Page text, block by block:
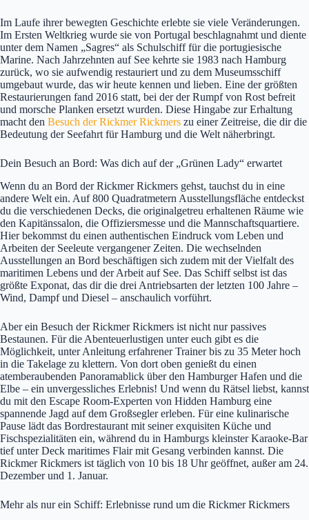
Im Laufe ihrer bewegten Geschichte erlebte sie viele Veränderungen.
Im Ersten Weltkrieg wurde sie von Portugal beschlagnahmt und diente
unter dem Namen „Sagres“ als Schulschiff für die portugiesische
Marine. Nach Jahrzehnten auf See kehrte sie 1983 nach Hamburg
zurück, wo sie aufwendig restauriert und zu dem Museumsschiff
umgebaut wurde, das wir heute kennen und lieben. Eine der größten
Restaurierungen fand 2016 statt, bei der der Rumpf von Rost befreit
und morsche Planken ersetzt wurden. Diese Hingabe zur Erhaltung
macht den Besuch der Rickmer Rickmers zu einer Zeitreise, die dir die
Bedeutung der Seefahrt für Hamburg und die Welt näherbringt.
Dein Besuch an Bord: Was dich auf der „Grünen Lady“ erwartet
Wenn du an Bord der Rickmer Rickmers gehst, tauchst du in eine
andere Welt ein. Auf 800 Quadratmetern Ausstellungsfläche entdeckst
du die verschiedenen Decks, die originalgetreu erhaltenen Räume wie
den Kapitänssalon, die Offiziersmesse und die Mannschaftsquartiere.
Hier bekommst du einen authentischen Eindruck vom Leben und
Arbeiten der Seeleute vergangener Zeiten. Die wechselnden
Ausstellungen an Bord beschäftigen sich zudem mit der Vielfalt des
maritimen Lebens und der Arbeit auf See. Das Schiff selbst ist das
größte Exponat, das dir die drei Antriebsarten der letzten 100 Jahre –
Wind, Dampf und Diesel – anschaulich vorführt.
Aber ein Besuch der Rickmer Rickmers ist nicht nur passives
Bestaunen. Für die Abenteuerlustigen unter euch gibt es die
Möglichkeit, unter Anleitung erfahrener Trainer bis zu 35 Meter hoch
in die Takelage zu klettern. Von dort oben genießt du einen
atemberaubenden Panoramablick über den Hamburger Hafen und die
Elbe – ein unvergessliches Erlebnis! Und wenn du Rätsel liebst, kannst
du mit den Escape Room-Experten von Hidden Hamburg eine
spannende Jagd auf dem Großsegler erleben. Für eine kulinarische
Pause lädt das Bordrestaurant mit seiner exquisiten Küche und
Fischspezialitäten ein, während du in Hamburgs kleinster Karaoke-Bar
tief unter Deck maritimes Flair mit Gesang verbinden kannst. Die
Rickmer Rickmers ist täglich von 10 bis 18 Uhr geöffnet, außer am 24.
Dezember und 1. Januar.
Mehr als nur ein Schiff: Erlebnisse rund um die Rickmer Rickmers